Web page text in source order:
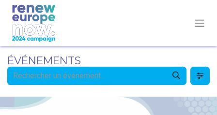
ÉVÉNEMENTS